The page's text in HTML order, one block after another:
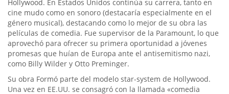
Hollywood. En Estados Unidos continúa su carrera, tanto en
cine mudo como en sonoro (destacaría especialmente en el
género musical), destacando como lo mejor de su obra las
películas de comedia. Fue supervisor de la Paramount, lo que
aprovechó para ofrecer su primera oportunidad a jóvenes
promesas que huían de Europa ante el antisemitismo nazi,
como Billy Wilder y Otto Preminger.
Su obra Formó parte del modelo star-system de Hollywood.
Una vez en EE.UU. se consagró con la llamada «comedia